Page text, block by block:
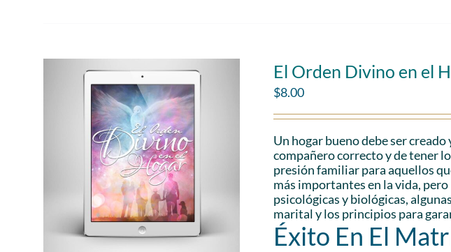
El Orden Divino en el
$8.00
Un hogar bueno debe ser
compañero correcto y de tener
presión familiar para aquellos
más importantes en la vida,
psicológicas y biológicas,
marital y los principios para
Éxito En El